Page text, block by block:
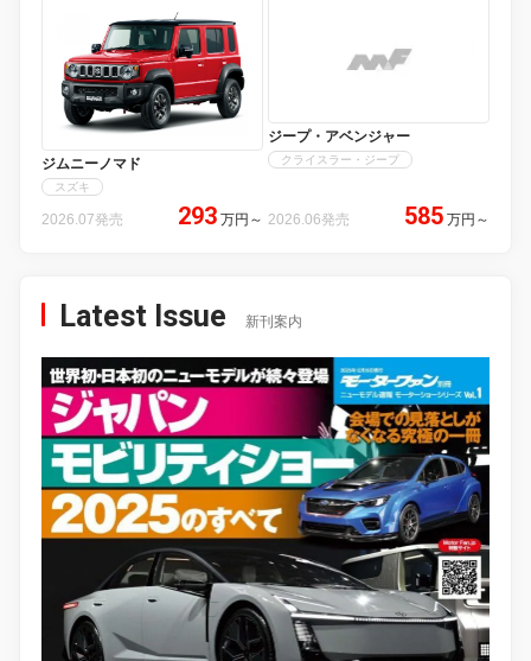
ジムニーノマド
スズキ
2026.07発売 293 万円 ～
ジープ・アベンジャー
クライスラー・ジープ
2026.06発売 585 万円 ～
Latest Issue 新刊案内